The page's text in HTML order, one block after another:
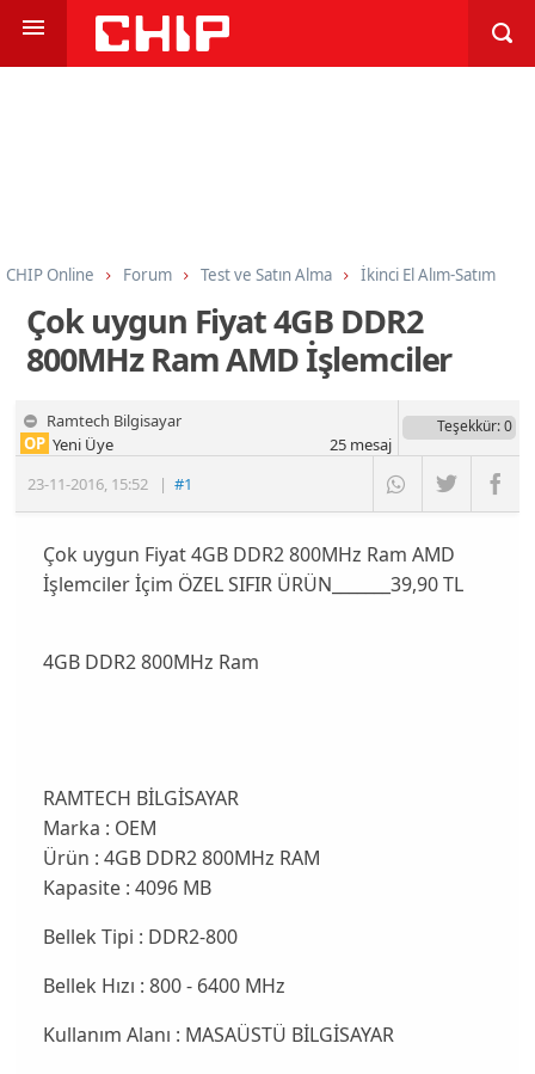
CHIP Online Forum Test ve Satın Alma İkinci El Alım-Satım
Çok uygun Fiyat 4GB DDR2
800MHz Ram AMD İşlemciler
Ramtech Bilgisayar
23-11-2016, 15:52 |#1
OP Yeni Üye
Teşekkür: 0
25mesaj
Çok uygun Fiyat 4GB DDR2 800MHz Ram AMD
İşlemciler İçim ÖZEL SIFIR ÜRÜN_______39,90 TL
4GB DDR2 800MHz Ram
RAMTECH BİLGİSAYAR
Marka : OEM
Ürün : 4GB DDR2 800MHz RAM
Kapasite : 4096 MB
Bellek Tipi : DDR2-800
Bellek Hızı : 800 - 6400 MHz
Kullanım Alanı : MASAÜSTÜ BİLGİSAYAR